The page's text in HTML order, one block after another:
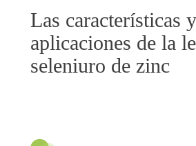
Las características y
aplicaciones de la
seleniuro de zinc